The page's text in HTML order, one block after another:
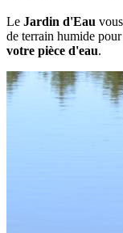
Le Jardin d'Eau
de terrain humide pour
votre pièce d'eau.